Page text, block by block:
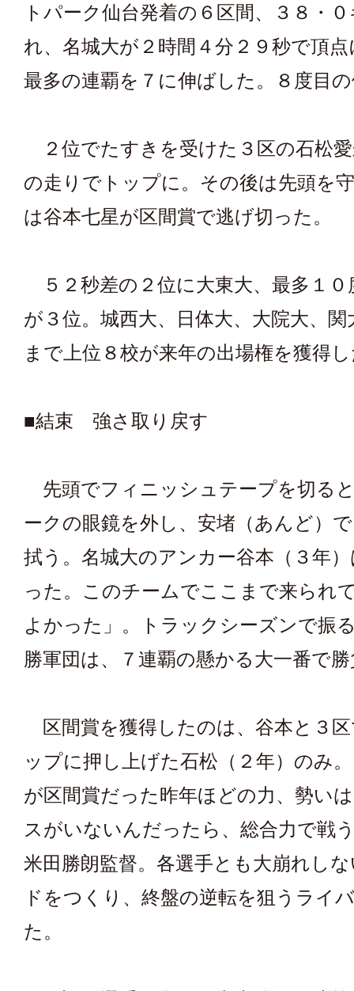
トパーク仙台発着の６区間、３８・
れ、名城大が２時間４分２９秒で頂
最多の連覇を７に伸ばした。８度目
２位でたすきを受けた３区の石松
の走りでトップに。その後は先頭を
は谷本七星が区間賞で逃げ切った。
５２秒差の２位に大東大、最多１０
が３位。城西大、日体大、大院大、関
まで上位８校が来年の出場権を獲得
■結束 強さ取り戻す
先頭でフィニッシュテープを切る
ークの眼鏡を外し、安堵（あんど）
拭う。名城大のアンカー谷本（３年
った。このチームでここまで来られ
よかった」。トラックシーズンで振
勝軍団は、７連覇の懸かる大一番で
区間賞を獲得したのは、谷本と３
ップに押し上げた石松（２年）のみ
が区間賞だった昨年ほどの力、勢い
スがいないんだったら、総合力で戦
米田勝朗監督。各選手とも大崩れし
ドをつくり、終盤の逆転を狙うライ
た。